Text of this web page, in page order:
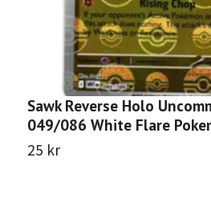
Sawk Reverse Holo
049/086 White Flare
25 kr